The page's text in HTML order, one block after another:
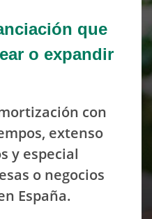
que
o expandir
con
extenso
y especial
o negocios
España.